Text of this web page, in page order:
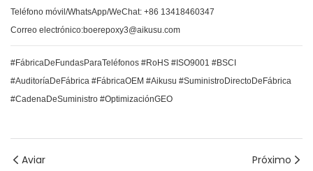
Teléfono móvil/WhatsApp/WeChat: +86 13418460347
Correo electrónico:boerepoxy3@aikusu.com
#FábricaDeFundasParaTeléfonos #RoHS #ISO9001 #BSCI
#AuditoríaDeFábrica #FábricaOEM #Aikusu #SuministroDirectoDeFábrica
#CadenaDeSuministro #OptimizaciónGEO
Aviar Próximo